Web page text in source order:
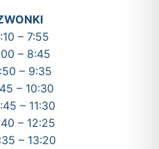
– 7:55
– 8:45
– 9:35
– 10:30
– 11:30
– 12:25
– 13:20